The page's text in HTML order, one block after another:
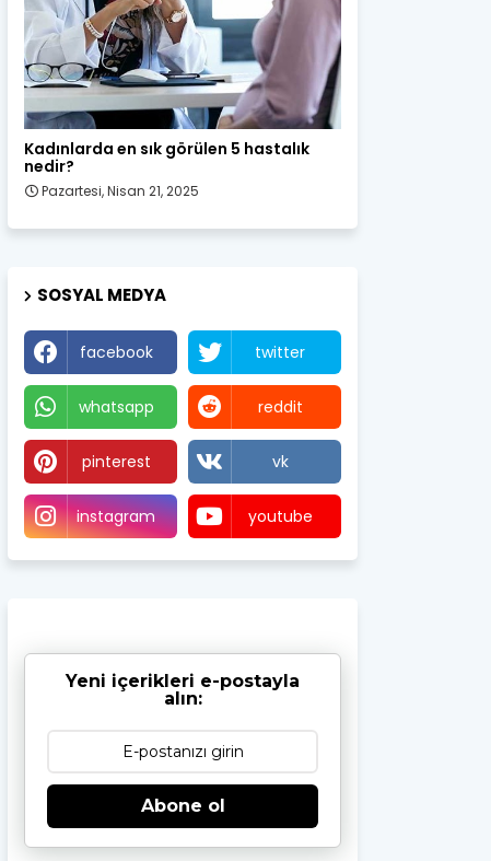
Kadın Sağlığı
Kadınlarda en sık görülen 5 hastalık
nedir?
Pazartesi, Nisan 21, 2025
SOSYAL MEDYA
facebook twitter
whatsapp reddit
pinterest vk
instagram youtube
Yeni içerikleri e-postayla
alın:
Abone ol